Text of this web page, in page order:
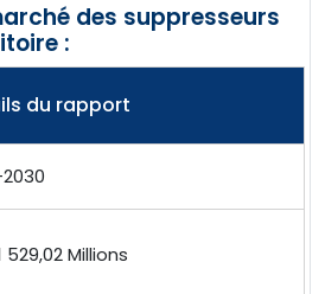
des suppresseurs
:
du rapport
529,02 Millions